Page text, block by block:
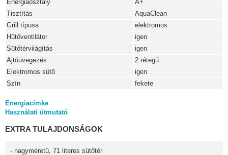
Energiaosztály
A+
Tisztítás
AquaClean
Grill típusa
elektromos
Hűtőventilátor
igen
Sütőtérvilágítás
igen
Ajtóüvegezés
2 rétegű
Elektromos sütő
igen
Szín
fekete
Energiacímke
Használati útmutató
EXTRA TULAJDONSÁGOK
- nagyméretű, 71 literes sütőtér